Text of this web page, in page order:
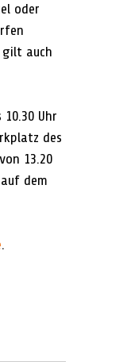
oder
gilt auch
Uhr
des
13.20
dem
.